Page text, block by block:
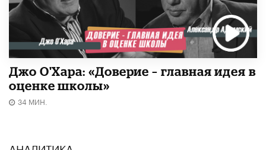
Джо О'Хара: «Доверие – главная идея в
оценке школы»
34 МИН.